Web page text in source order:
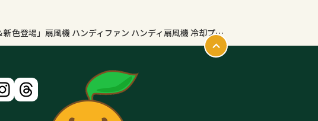
【クーポンで最安2653円】「楽天1位」「-28℃瞬間冷却＆新色登場」扇風機 ハンディファン ハンディ扇風機 冷却プレート 首掛け 冷却 暴風 手持ち扇風機 1台4役 100段階 日本製高速モーター 静音 小型扇風機 大風量 長時間 首掛け扇風機 折りたたみ 携帯扇風機